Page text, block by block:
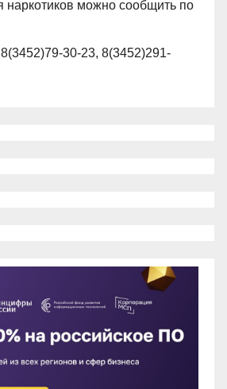
наркотиков можно сообщить по
30-23, 8(3452)291-